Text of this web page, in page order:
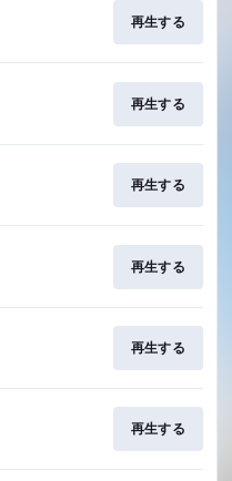
再生する
再生する
再生する
再生する
再生する
再生する